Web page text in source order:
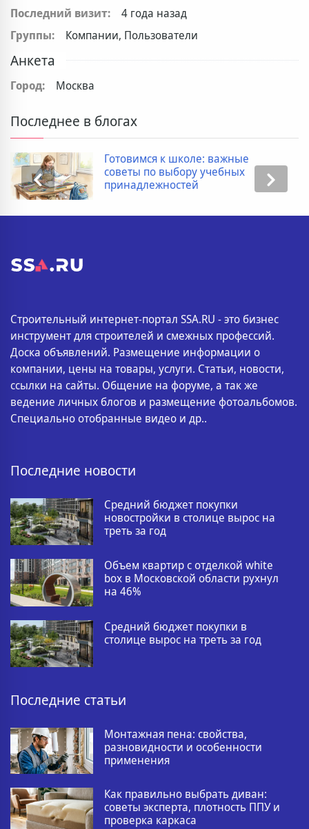
Последний визит:
4 года назад
Группы:
Компании, Пользователи
Анкета
Город: Москва
Последнее в блогах
Готовимся к школе: важные
советы по выбору учебных
принадлежностей
Строительный интернет-портал SSA.RU - это бизнес
инструмент для строителей и смежных профессий.
Доска объявлений. Размещение информации о
компании, цены на товары, услуги. Статьи, новости,
ссылки на сайты. Общение на форуме, а так же
ведение личных блогов и размещение фотоальбомов.
Специально отобранные видео и др..
Последние новости
Средний бюджет покупки
новостройки в столице вырос на
треть за год
Объем квартир с отделкой white
box в Московской области рухнул
на 46%
Средний бюджет покупки в
столице вырос на треть за год
Последние статьи
Монтажная пена: свойства,
разновидности и особенности
применения
Как правильно выбрать диван:
советы эксперта, плотность ППУ и
проверка каркаса